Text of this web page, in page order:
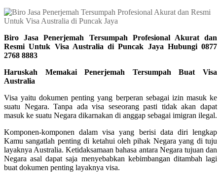
Biro Jasa Penerjemah Tersumpah Profesional Akurat dan
Resmi Untuk Visa Australia di Puncak Jaya Hubungi 0877
2768 8883
Haruskah Memakai Penerjemah Tersumpah Buat Visa
Australia
Visa yaitu dokumen penting yang berperan sebagai izin masuk ke
suatu Negara. Tanpa ada visa seseorang pasti tidak akan dapat
masuk ke suatu Negara dikarnakan di anggap sebagai imigran ilegal.
Komponen-komponen dalam visa yang berisi data diri lengkap
Kamu sangatlah penting di ketahui oleh pihak Negara yang di tuju
layaknya Australia. Ketidaksamaan bahasa antara Negara tujuan dan
Negara asal dapat saja menyebabkan kebimbangan ditambah lagi
buat dokumen penting layaknya visa.